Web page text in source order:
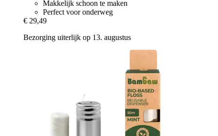
Makkelijk schoon te maken
Perfect voor onderweg
€ 29,49
Bezorging uiterlijk op 13. augustus